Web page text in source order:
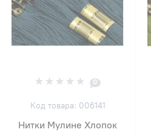
0
Код товара: 006141
Нитки Мулине Хлопок